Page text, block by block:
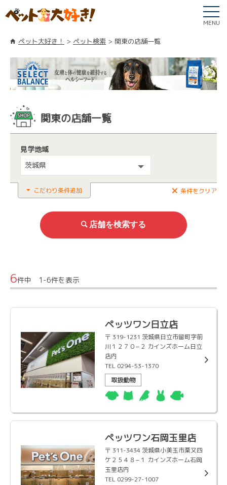
MENU
ペット大好き！ ペット検索 関東の店舗一覧
関東の店舗一覧
見学地域
茨城県
こだわり条件追加 条件をクリア
6件中 1-6件を表示
ペッツワン日立店
〒 319-1231 茨城県日立市留町字前
川１２７０−２ カインズホーム日立
店内
TEL 0294-53-1370
取扱動物
ペッツワン石岡玉里店
〒 311-3434 茨城県小美玉市栗又四
ケ２５４８−１ カインズホーム石岡
玉里店内
TEL 0299-27-1007